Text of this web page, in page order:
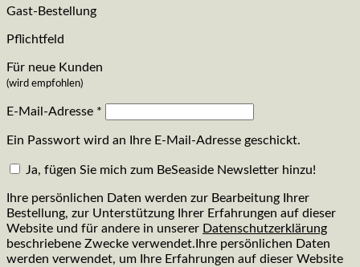
Gast-Bestellung
Pflichtfeld
Für neue Kunden
(wird empfohlen)
E-Mail-Adresse *
Ein Passwort wird an Ihre E-Mail-Adresse geschickt.
Ja, fügen Sie mich zum BeSeaside Newsletter hinzu!
Ihre persönlichen Daten werden zur Bearbeitung Ihrer
Bestellung, zur Unterstützung Ihrer Erfahrungen auf dieser
Website und für andere in unserer Datenschutzerklärung
beschriebene Zwecke verwendet.Ihre persönlichen Daten
werden verwendet, um Ihre Erfahrungen auf dieser Website